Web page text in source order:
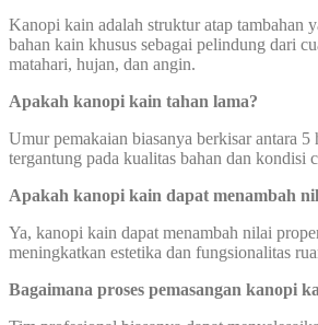
Kanopi kain adalah struktur atap tambahan
bahan kain khusus sebagai pelindung dari
matahari, hujan, dan angin.
Apakah kanopi kain tahan lama?
Umur pemakaian biasanya berkisar antara 5
tergantung pada kualitas bahan dan kondisi
Apakah kanopi kain dapat menambah
Ya, kanopi kain dapat menambah nilai
meningkatkan estetika dan fungsionalitas
Bagaimana proses pemasangan kanopi